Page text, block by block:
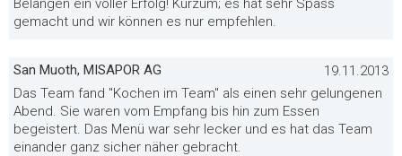
Belangen ein voller Erfolg! Kurzum; es hat sehr Spass
gemacht und wir können es nur empfehlen.
San Muoth, MISAPOR AG
19.11.2013
Das Team fand "Kochen im Team" als einen sehr gelungenen
Abend. Sie waren vom Empfang bis hin zum Essen
begeistert. Das Menü war sehr lecker und es hat das Team
einander ganz sicher näher gebracht.